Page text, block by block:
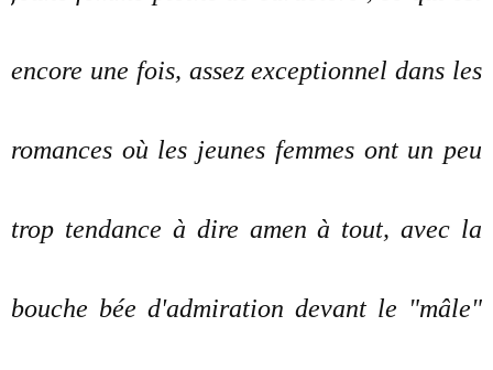
encore une fois, assez exceptionnel dans les
romances où les jeunes femmes ont un peu
trop tendance à dire amen à tout, avec la
bouche bée d'admiration devant le "mâle"